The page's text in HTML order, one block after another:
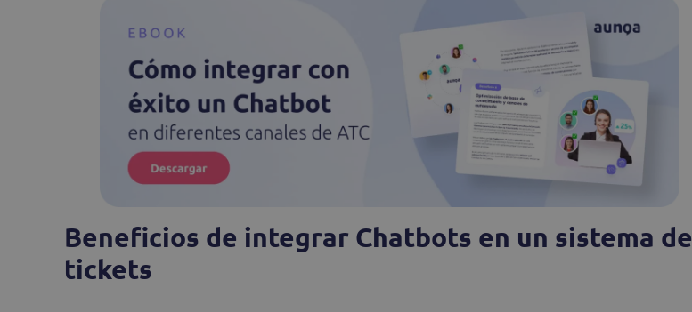
Beneficios de integrar Chatbots en un sistema de
tickets